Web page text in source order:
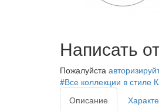
Написать
Пожалуйста
#Все коллекции в стиле
Описание